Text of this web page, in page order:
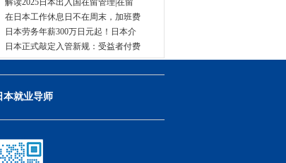
解读2025日本出入国在留管理|在留
在日本工作休息日不在周末，加班费
日本劳务年薪300万日元起！日本介
日本正式敲定入管新规：受益者付费
本就业导师